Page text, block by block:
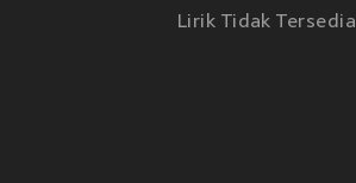
Lirik Tidak Tersedia